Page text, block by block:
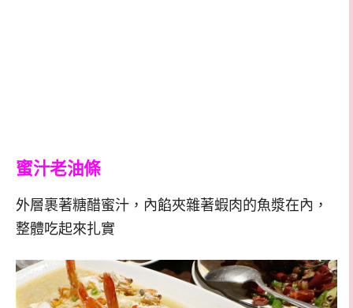
蜜汁老油條
外層裹著糖醋蜜汁，內餡夾雜著蝦肉的魚漿在內，
整體吃起來扎實